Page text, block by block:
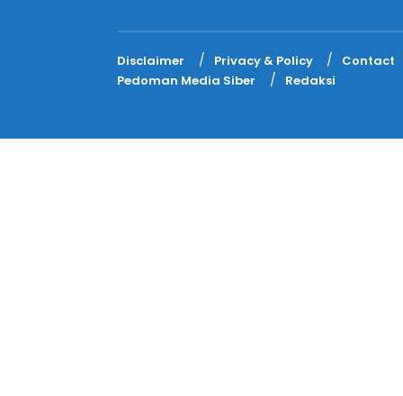
Disclaimer Privacy & Policy
Contact
Pedoman Media Siber
Redaksi